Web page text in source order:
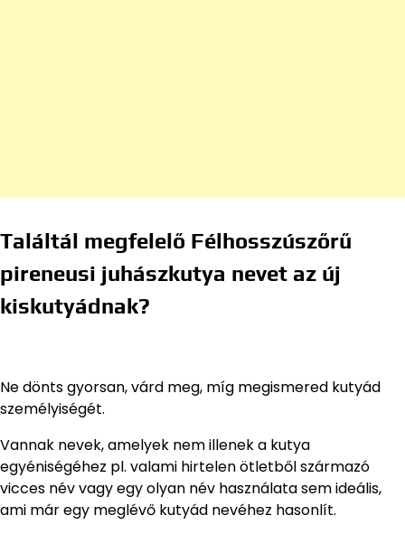
Találtál megfelelő Félhosszúszőrű
pireneusi juhászkutya nevet az új
kiskutyádnak?
Ne dönts gyorsan, várd meg, míg megismered kutyád
személyiségét.
Vannak nevek, amelyek nem illenek a kutya
egyéniségéhez pl. valami hirtelen ötletből származó
vicces név vagy egy olyan név használata sem ideális,
ami már egy meglévő kutyád nevéhez hasonlít.